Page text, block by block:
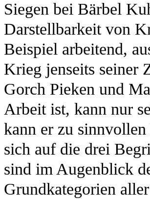
Siegen bei Bärbel
Darstellbarkeit von
Beispiel arbeitend,
Krieg jenseits seiner
Gorch Pieken und
Arbeit ist, kann nur
kann er zu
sich auf die drei
sind im Augenblick
Grundkategorien